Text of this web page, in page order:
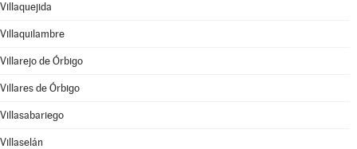
Villaquejida
Villaquilambre
Villarejo de Órbigo
Villares de Órbigo
Villasabariego
Villaselán